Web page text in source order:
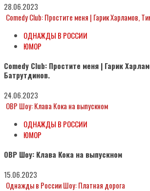
28.06.2023
Comedy Club: Простите меня | Гарик Харламов,
ОДНАЖДЫ В РОССИИ
ЮМОР
Comedy Club: Простите меня | Гарик
Батрутдинов.
24.06.2023
ОВР Шоу: Клава Кока на выпускном
ОДНАЖДЫ В РОССИИ
ЮМОР
ОВР Шоу: Клава Кока на выпускном
15.06.2023
Однажды в России Шоу: Платная дорога